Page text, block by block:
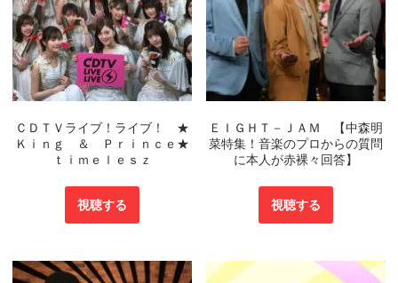
ＣＤＴＶライブ！ライブ！ ★
Ｋｉｎｇ ＆ Ｐｒｉｎｃｅ★
ｔｉｍｅｌｅｓｚ
視聴する
ＥＩＧＨＴ－ＪＡＭ 【中森明
菜特集！音楽のプロからの質問
に本人が赤裸々回答】
視聴する